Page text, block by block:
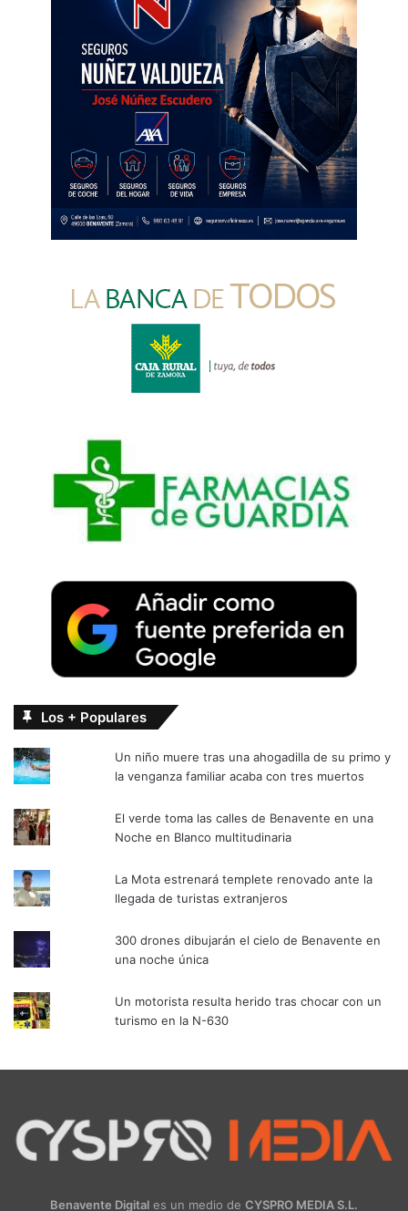
Los + Populares
Un niño muere tras una ahogadilla de su primo y
la venganza familiar acaba con tres muertos
El verde toma las calles de Benavente en una
Noche en Blanco multitudinaria
La Mota estrenará templete renovado ante la
llegada de turistas extranjeros
300 drones dibujarán el cielo de Benavente en
una noche única
Un motorista resulta herido tras chocar con un
turismo en la N-630
Benavente Digital es un medio de CYSPRO MEDIA S.L.